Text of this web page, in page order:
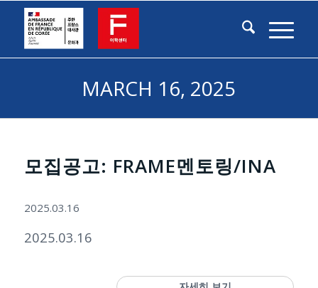
MARCH 16, 2025
모집공고: FRAME멘토링/INA
2025.03.16
2025.03.16